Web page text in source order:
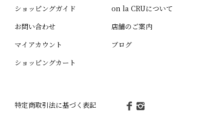
ショッピングガイド
お問い合わせ
マイアカウント
ショッピングカート
on la CRUについて
店舗のご案内
ブログ
特定商取引法に基づく表記